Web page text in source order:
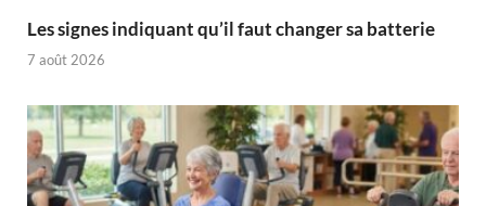
Les signes indiquant qu’il faut changer sa batterie
7 août 2026